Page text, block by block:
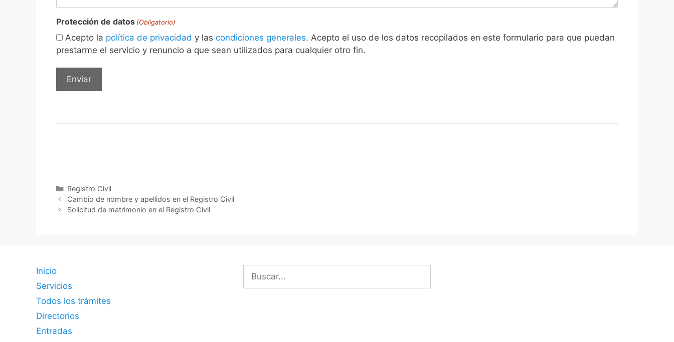
Protección de datos (Obligatorio)
Acepto la política de privacidad y las condiciones generales. Acepto el uso de los datos recopilados en este formulario para que puedan
prestarme el servicio y renuncio a que sean utilizados para cualquier otro fin.
Categorías
Registro Civil
Cambio de nombre y apellidos en el Registro Civil
Solicitud de matrimonio en el Registro Civil
Inicio
Servicios
Todos los trámites
Directorios
Entradas